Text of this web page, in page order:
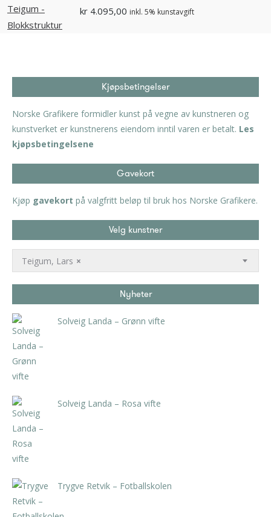
kr 4.095,00 inkl. 5% kunstavgift
Kjøpsbetingelser
Norske Grafikere formidler kunst på vegne av kunstneren og
kunstverket er kunstnerens eiendom inntil varen er betalt. Les
kjøpsbetingelsene
Gavekort
Kjøp gavekort på valgfritt beløp til bruk hos Norske Grafikere.
Velg kunstner
×
Teigum, Lars
Nyheter
Solveig Landa – Grønn vifte
Solveig Landa – Rosa vifte
Trygve Retvik – Fotballskolen